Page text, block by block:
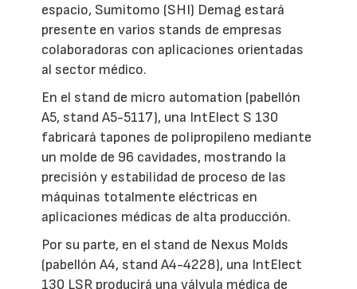
espacio, Sumitomo (SHI) Demag estará
presente en varios stands de empresas
colaboradoras con aplicaciones orientadas
al sector médico.
En el stand de micro automation (pabellón
A5, stand A5-5117), una IntElect S 130
fabricará tapones de polipropileno mediante
un molde de 96 cavidades, mostrando la
precisión y estabilidad de proceso de las
máquinas totalmente eléctricas en
aplicaciones médicas de alta producción.
Por su parte, en el stand de Nexus Molds
(pabellón A4, stand A4-4228), una IntElect
130 LSR producirá una válvula médica de